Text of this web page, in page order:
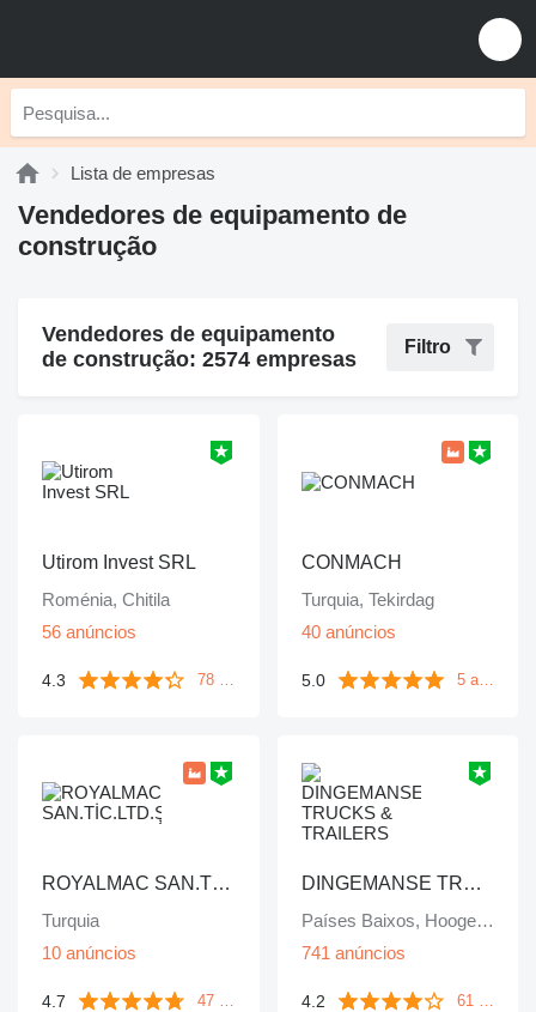
Lista de empresas
Vendedores de equipamento de
construção
Vendedores de equipamento
de construção: 2574 empresas
Filtro
Utirom Invest SRL
Roménia, Chitila
56 anúncios
4.3 78 avaliações
CONMACH
Turquia, Tekirdag
40 anúncios
5.0 5 avaliações
ROYALMAC SAN.TİC.LTD.ŞTİ
Turquia
10 anúncios
4.7 47 avaliações
DINGEMANSE TRUCKS & TRAILERS
Países Baixos, Hoogerheide
741 anúncios
4.2 61 avaliações